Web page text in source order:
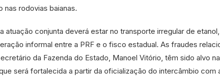
nas rodovias baianas.
atuação conjunta deverá estar no transporte irregular de
informal entre a PRF e o fisco estadual. As fraudes
da Fazenda do Estado, Manoel Vitório, têm sido alvo
será fortalecida a partir da oficialização do intercâmbio com